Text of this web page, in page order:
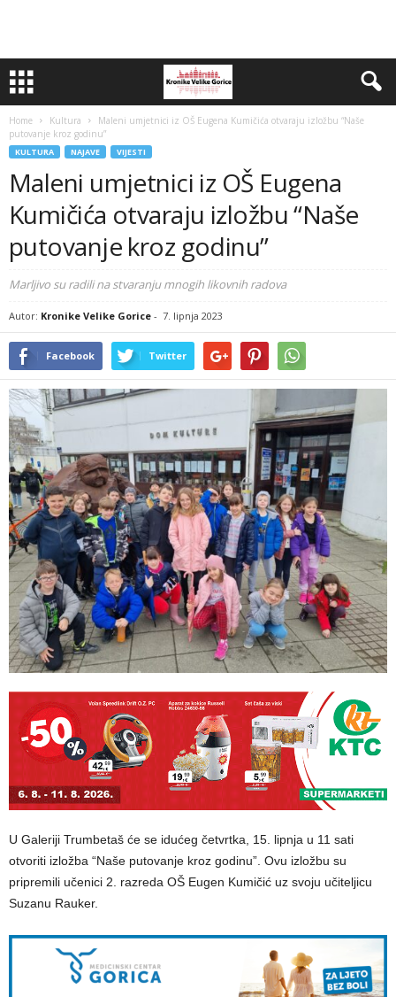
Home Kultura
Maleni umjetnici iz OŠ Eugena Kumičića otvaraju izložbu “Naše
putovanje kroz godinu”
KULTURA NAJAVE VIJESTI
Maleni umjetnici iz OŠ Eugena
Kumičića otvaraju izložbu “Naše
putovanje kroz godinu”
Marljivo su radili na stvaranju mnogih likovnih radova
Autor: Kronike Velike Gorice - 7. lipnja 2023
Facebook Twitter
U Galeriji Trumbetaš će se idućeg četvrtka, 15. lipnja u 11 sati
otvoriti izložba “Naše putovanje kroz godinu”. Ovu izložbu su
pripremili učenici 2. razreda OŠ Eugen Kumičić uz svoju učiteljicu
Suzanu Rauker.